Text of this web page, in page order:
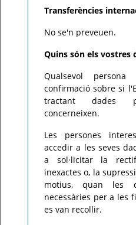
Transferències
No se'n preveuen.
Quins són els vostres
Qualsevol
confirmació sobre si
tractant dades
concerneixen.
Les persones
accedir a les seves
a sol·licitar la
inexactes o, la
motius, quan les
necessàries per a les
es van recollir.